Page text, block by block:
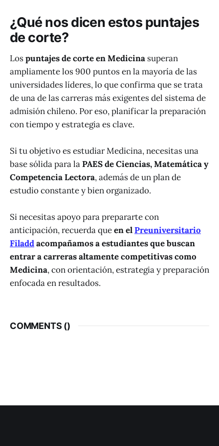
¿Qué nos dicen estos puntajes
de corte?
Lospuntajes de corte en Medicina superan
ampliamente los 900 puntos en la mayoría de las
universidades líderes, lo que confirma que se trata
de una de las carreras más exigentes del sistema de
admisión chileno. Por eso, planificar la preparación
con tiempo y estrategia es clave.
Si tu objetivo es estudiar Medicina, necesitas una
base sólida para laPAES de Ciencias, Matemática y
Competencia Lectora, además de un plan de
estudio constante y bien organizado.
Si necesitas apoyo para prepararte con
anticipación, recuerda queen elPreuniversitario
Filaddacompañamos a estudiantes que buscan
entrar a carreras altamente competitivas como
Medicina, con orientación, estrategia y preparación
enfocada en resultados.
COMMENTS ()